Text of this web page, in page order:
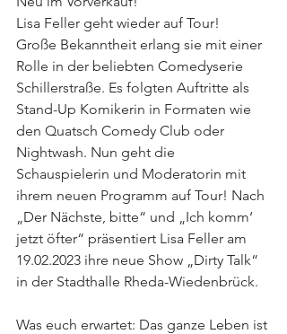
Lisa Feller geht wieder auf Tour!
Große Bekanntheit erlang sie mit einer
Rolle in der beliebten Comedyserie
Schillerstraße. Es folgten Auftritte als
Stand-Up Komikerin in Formaten wie
den Quatsch Comedy Club oder
Nightwash. Nun geht die
Schauspielerin und Moderatorin mit
ihrem neuen Programm auf Tour! Nach
„Der Nächste, bitte“ und „Ich komm‘
jetzt öfter“ präsentiert Lisa Feller am
19.02.2023 ihre neue Show „Dirty Talk“
in der Stadthalle Rheda-Wiedenbrück.
Was euch erwartet: Das ganze Leben ist